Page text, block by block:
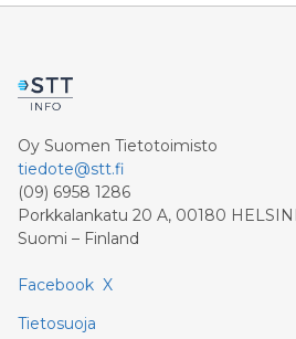
Oy Suomen Tietotoimisto
tiedote@stt.fi
(09) 6958 1286
Porkkalankatu 20 A, 00180
Suomi – Finland
Facebook X
Tietosuoja